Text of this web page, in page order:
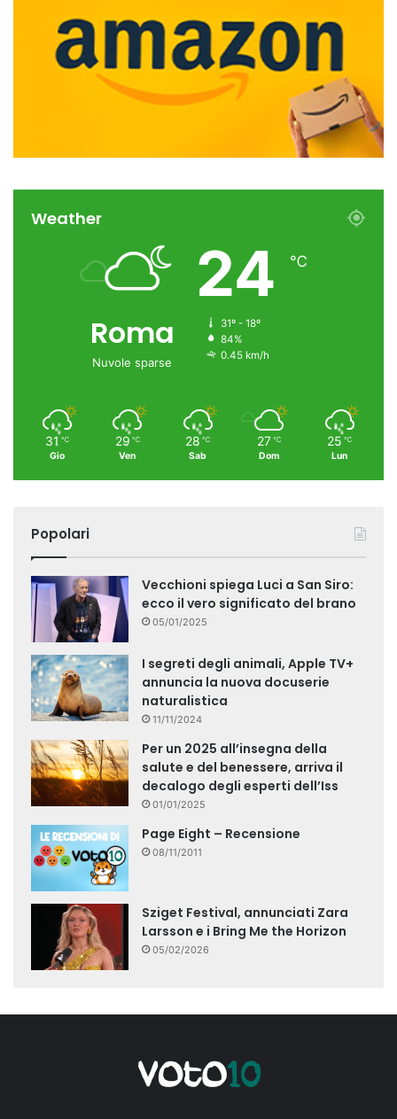
Weather
Roma
Nuvole sparse
24 ℃
31º - 18º
84%
0.45 km/h
31 ℃
Gio
29 ℃
Ven
28 ℃
Sab
27 ℃
Dom
25 ℃
Lun
Popolari
Vecchioni spiega Luci a San Siro:
ecco il vero significato del brano
05/01/2025
I segreti degli animali, Apple TV+
annuncia la nuova docuserie
naturalistica
11/11/2024
Per un 2025 all’insegna della
salute e del benessere, arriva il
decalogo degli esperti dell’Iss
01/01/2025
Page Eight – Recensione
08/11/2011
Sziget Festival, annunciati Zara
Larsson e i Bring Me the Horizon
05/02/2026